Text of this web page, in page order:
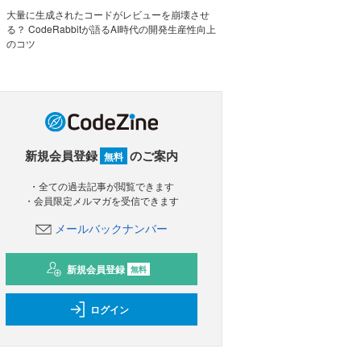
大量に生成されたコードがレビューを崩壊させ
る？ CodeRabbitが語るAI時代の開発生産性向上
のコツ
新規会員登録 無料 のご案内
・全ての過去記事が閲覧できます
・会員限定メルマガを受信できます
メールバックナンバー
新規会員登録 無料
ログイン